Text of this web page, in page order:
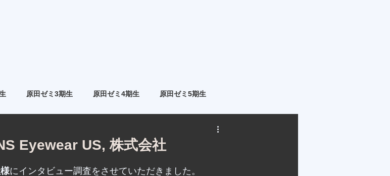
原田ゼミ3期生 原田ゼミ4期生 原田ゼミ5期生
Eyewear US, 株式会社
にインタビュー調査をさせていただきました。